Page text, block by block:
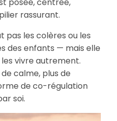
rassurant.
pas les colères ou les
des enfants — mais elle
vivre autrement.
calme, plus de
de co-régulation
soi.